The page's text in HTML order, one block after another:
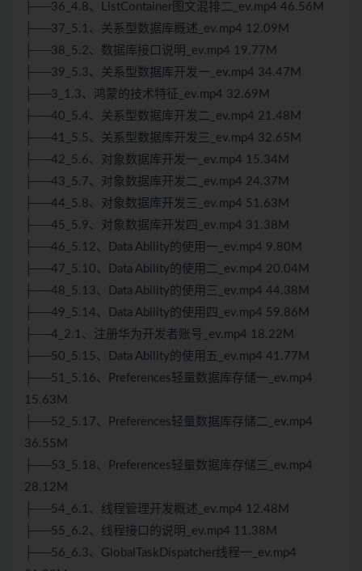
├──36_4.8、ListContainer图文混排二_ev.mp4 46.56M
├──37_5.1、关系型数据库概述_ev.mp4 12.09M
├──38_5.2、数据库接口说明_ev.mp4 19.77M
├──39_5.3、关系型数据库开发一_ev.mp4 34.47M
├──3_1.3、鸿蒙的技术特征_ev.mp4 32.69M
├──40_5.4、关系型数据库开发二_ev.mp4 21.48M
├──41_5.5、关系型数据库开发三_ev.mp4 32.65M
├──42_5.6、对象数据库开发一_ev.mp4 15.34M
├──43_5.7、对象数据库开发二_ev.mp4 24.37M
├──44_5.8、对象数据库开发三_ev.mp4 51.63M
├──45_5.9、对象数据库开发四_ev.mp4 31.38M
├──46_5.12、Data Ability的使用一_ev.mp4 9.80M
├──47_5.10、Data Ability的使用二_ev.mp4 20.04M
├──48_5.13、Data Ability的使用三_ev.mp4 44.38M
├──49_5.14、Data Ability的使用四_ev.mp4 59.86M
├──4_2.1、注册华为开发者账号_ev.mp4 18.22M
├──50_5.15、Data Ability的使用五_ev.mp4 41.77M
├──51_5.16、Preferences轻量数据库存储一_ev.mp4
15.63M
├──52_5.17、Preferences轻量数据库存储二_ev.mp4
36.55M
├──53_5.18、Preferences轻量数据库存储三_ev.mp4
28.12M
├──54_6.1、线程管理开发概述_ev.mp4 12.48M
├──55_6.2、线程接口的说明_ev.mp4 11.38M
├──56_6.3、GlobalTaskDispatcher线程一_ev.mp4